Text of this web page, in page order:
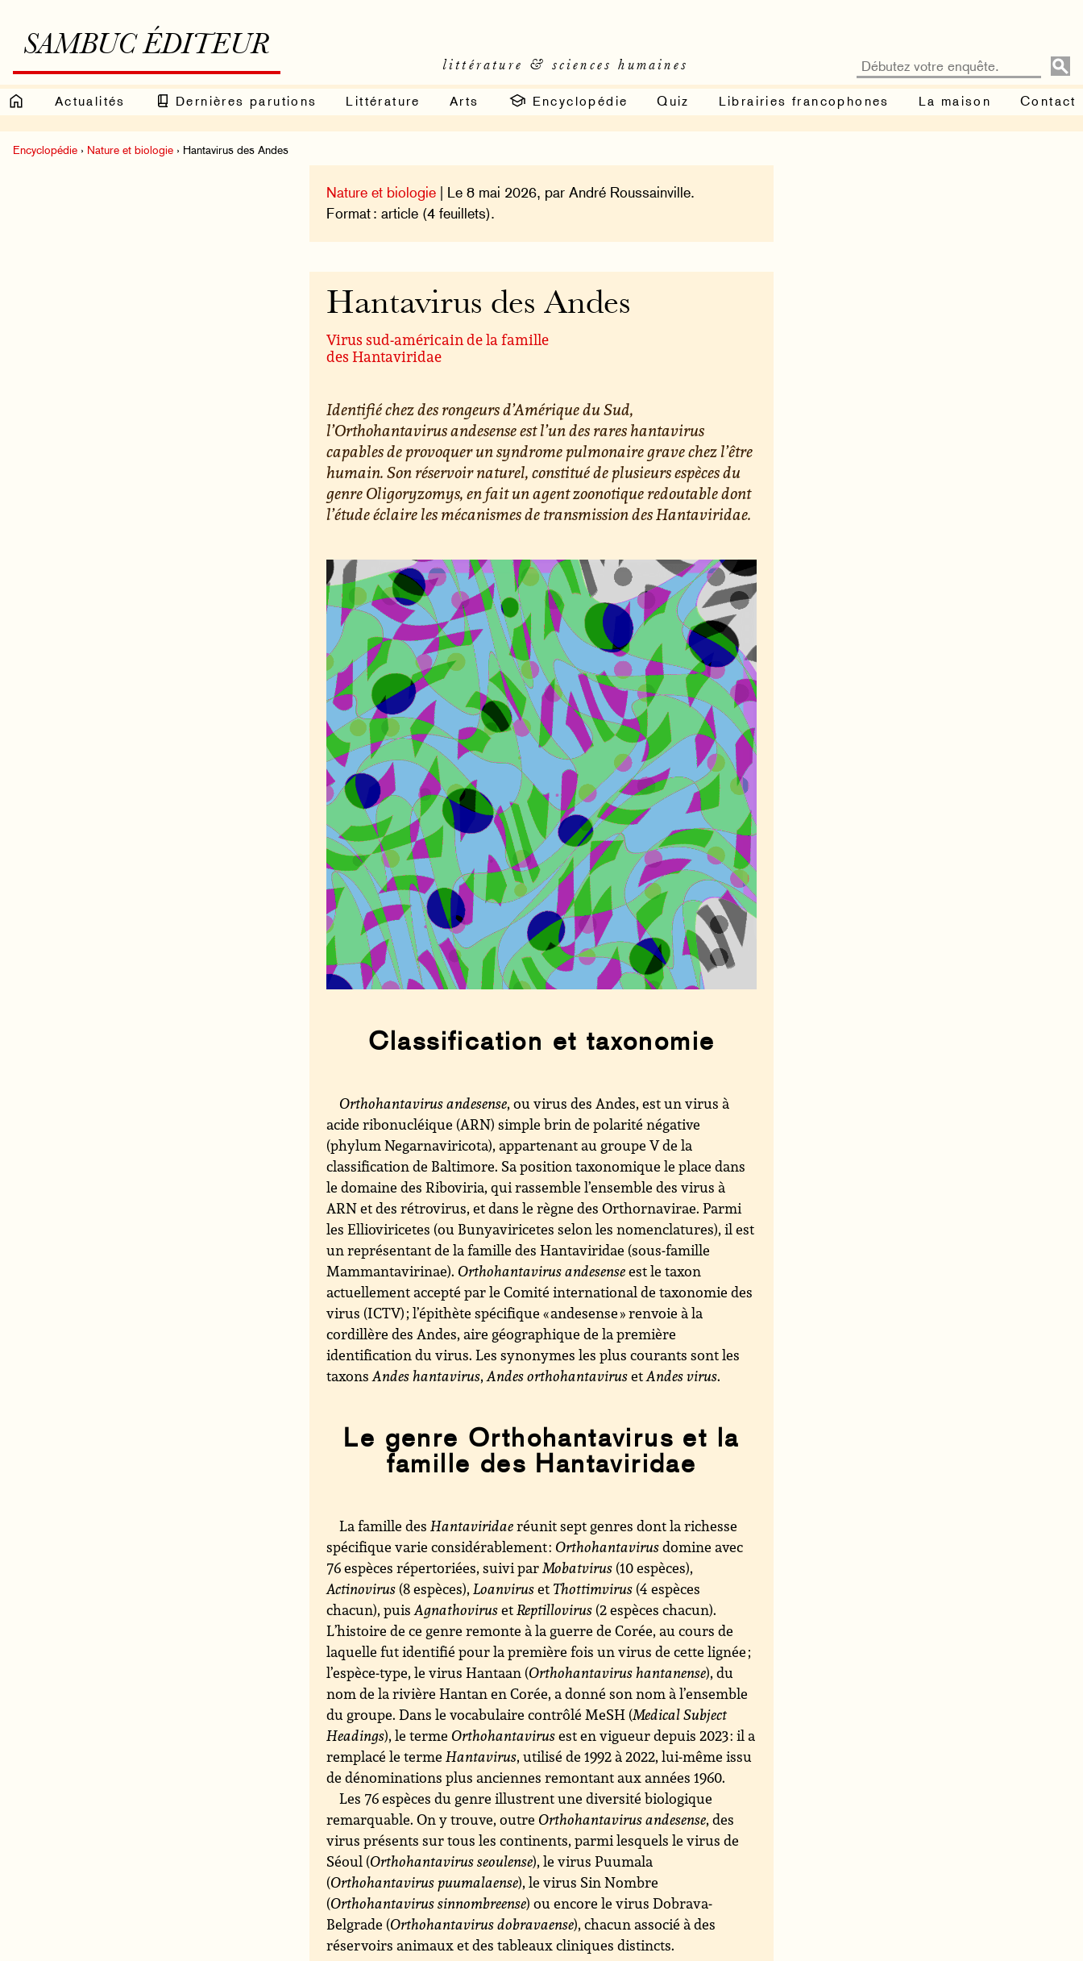
SAMBUC ÉDITEUR
littérature & sciences humaines
Actualités Dernières parutions Littérature Arts Encyclopédie Quiz Librairies francophones La maison Contact
Encyclopédie › Nature et biologie › Hantavirus des Andes
Nature et biologie | Le 8 mai 2026, par André Roussainville.
Format : article (4 feuillets).
Hantavirus des Andes
Virus sud-américain de la famille
des Hantaviridae
Identifié chez des rongeurs d’Amérique du Sud,
l’Orthohantavirus andesense est l’un des rares hantavirus
capables de provoquer un syndrome pulmonaire grave chez l’être
humain. Son réservoir naturel, constitué de plusieurs espèces du
genre Oligoryzomys, en fait un agent zoonotique redoutable dont
l’étude éclaire les mécanismes de transmission des Hantaviridae.
Classification et taxonomie
Orthohantavirus andesense, ou virus des Andes, est un virus à
acide ribonucléique (ARN) simple brin de polarité négative
(phylum Negarnaviricota), appartenant au groupe V de la
classification de Baltimore. Sa position taxonomique le place dans
le domaine des Riboviria, qui rassemble l’ensemble des virus à
ARN et des rétrovirus, et dans le règne des Orthornavirae. Parmi
les Ellioviricetes (ou Bunyaviricetes selon les nomenclatures), il est
un représentant de la famille des Hantaviridae (sous-famille
Mammantavirinae). Orthohantavirus andesenseest le taxon
actuellement accepté par le Comité international de taxonomie des
virus (ICTV) ; l’épithète spécifique « andesense » renvoie à la
cordillère des Andes, aire géographique de la première
identification du virus. Les synonymes les plus courants sont les
taxonsAndes hantavirus,Andes orthohantavirusetAndes virus.
Le genre Orthohantavirus et la
famille des Hantaviridae
La famille desHantaviridaeréunit sept genres dont la richesse
spécifique varie considérablement : Orthohantavirusdomine avec
76 espèces répertoriées, suivi parMobatvirus (10 espèces),
Actinovirus (8 espèces),Loanviruset Thottimvirus (4 espèces
chacun), puisAgnathovirusetReptillovirus (2 espèces chacun).
L’histoire de ce genre remonte à la guerre de Corée, au cours de
laquelle fut identifié pour la première fois un virus de cette lignée ;
l’espèce-type, le virus Hantaan (Orthohantavirus hantanense), du
nom de la rivière Hantan en Corée, a donné son nom à l’ensemble
du groupe. Dans le vocabulaire contrôlé MeSH (Medical Subject
Headings), le terme Orthohantavirusest en vigueur depuis 2023 : il a
remplacé le termeHantavirus, utilisé de 1992 à 2022, lui-même issu
de dénominations plus anciennes remontant aux années 1960.
Les 76 espèces du genre illustrent une diversité biologique
remarquable. On y trouve, outre Orthohantavirus andesense, des
virus présents sur tous les continents, parmi lesquels le virus de
Séoul (Orthohantavirus seoulense), le virus Puumala
(Orthohantavirus puumalaense), le virus Sin Nombre
(Orthohantavirus sinnombreense) ou encore le virus Dobrava-
Belgrade (Orthohantavirus dobravaense), chacun associé à des
réservoirs animaux et des tableaux cliniques distincts.